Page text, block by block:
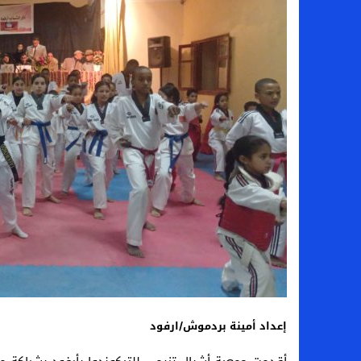
إعداد أمينة بردموش/ارفود